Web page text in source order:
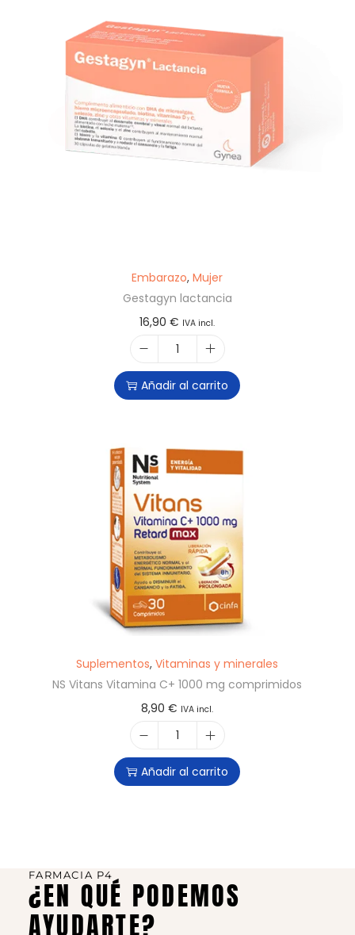
Embarazo,Mujer
Gestagyn lactancia
16,90€ IVA incl.
Añadir al carrito
Suplementos,Vitaminas y minerales
NS Vitans Vitamina C+ 1000 mg comprimidos
8,90€ IVA incl.
Añadir al carrito
FARMACIA P4
¿EN QUÉ PODEMOS
AYUDARTE?